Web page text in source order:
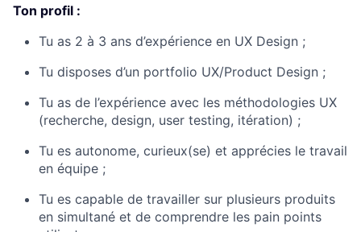
Ton profil :
Tu as 2 à 3 ans d’expérience en UX Design ;
Tu disposes d’un portfolio UX/Product Design ;
Tu as de l’expérience avec les méthodologies UX
(recherche, design, user testing, itération) ;
Tu es autonome, curieux(se) et apprécies le travail
en équipe ;
Tu es capable de travailler sur plusieurs produits
en simultané et de comprendre les pain points